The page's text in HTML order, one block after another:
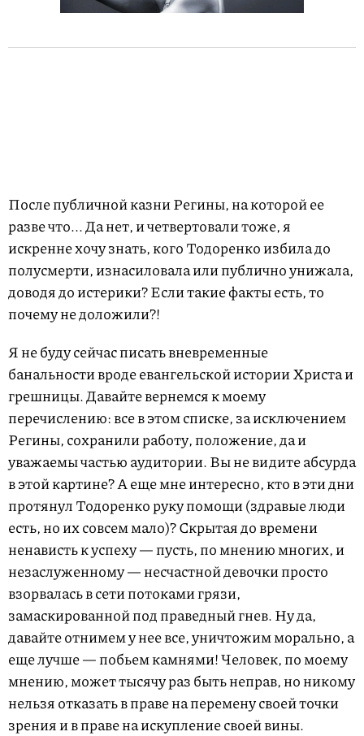
После публичной казни Регины, на которой ее
разве что... Да нет, и четвертовали тоже, я
искренне хочу знать, кого Тодоренко избила до
полусмерти, изнасиловала или публично унижала,
доводя до истерики? Если такие факты есть, то
почему не доложили?!
Я не буду сейчас писать вневременные
банальности вроде евангельской истории Христа и
грешницы. Давайте вернемся к моему
перечислению: все в этом списке, за исключением
Регины, сохранили работу, положение, да и
уважаемы частью аудитории. Вы не видите абсурда
в этой картине? А еще мне интересно, кто в эти дни
протянул Тодоренко руку помощи (здравые люди
есть, но их совсем мало)? Скрытая до времени
ненависть к успеху — пусть, по мнению многих, и
незаслуженному — несчастной девочки просто
взорвалась в сети потоками грязи,
замаскированной под праведный гнев. Ну да,
давайте отнимем у нее все, уничтожим морально, а
еще лучше — побьем камнями! Человек, по моему
мнению, может тысячу раз быть неправ, но никому
нельзя отказать в праве на перемену своей точки
зрения и в праве на искупление своей вины.